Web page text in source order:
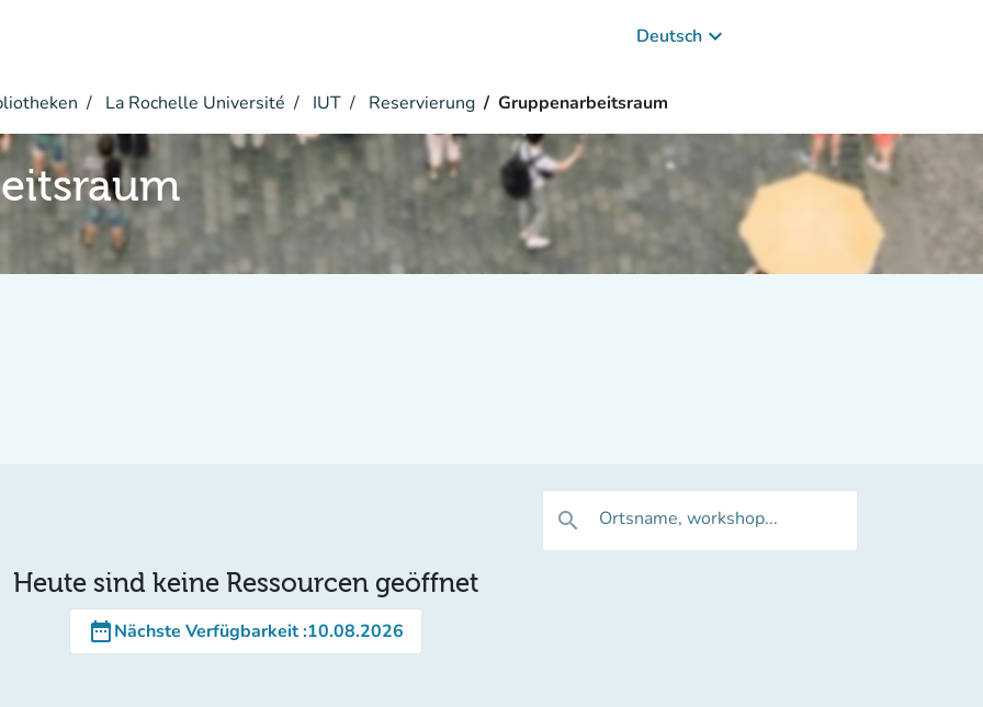
Deutsch keyboard_arrow_down
La Rochelle Université IUT Reservierung Gruppenarbeitsraum
search Ortsname, workshop...
Heute sind keine Ressourcen geöffnet
date_rangeNächste Verfügbarkeit:10.08.2026